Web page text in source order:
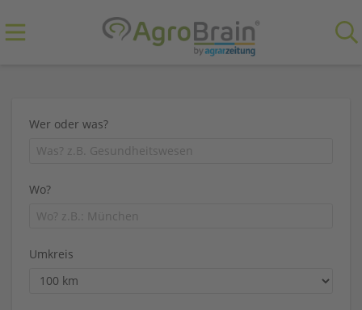
Wer oder was?
Wo?
Umkreis